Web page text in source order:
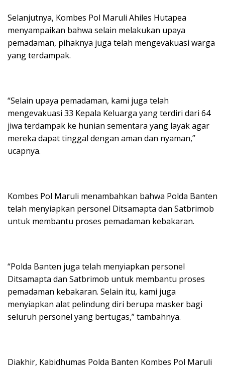
Selanjutnya, Kombes Pol Maruli Ahiles Hutapea
menyampaikan bahwa selain melakukan upaya
pemadaman, pihaknya juga telah mengevakuasi warga
yang terdampak.
“Selain upaya pemadaman, kami juga telah
mengevakuasi 33 Kepala Keluarga yang terdiri dari 64
jiwa terdampak ke hunian sementara yang layak agar
mereka dapat tinggal dengan aman dan nyaman,”
ucapnya.
Kombes Pol Maruli menambahkan bahwa Polda Banten
telah menyiapkan personel Ditsamapta dan Satbrimob
untuk membantu proses pemadaman kebakaran.
“Polda Banten juga telah menyiapkan personel
Ditsamapta dan Satbrimob untuk membantu proses
pemadaman kebakaran. Selain itu, kami juga
menyiapkan alat pelindung diri berupa masker bagi
seluruh personel yang bertugas,” tambahnya.
Diakhir, Kabidhumas Polda Banten Kombes Pol Maruli